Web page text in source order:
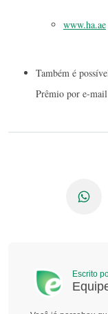
www.ha.ae
Também é
Prêmio por e-
Escrito